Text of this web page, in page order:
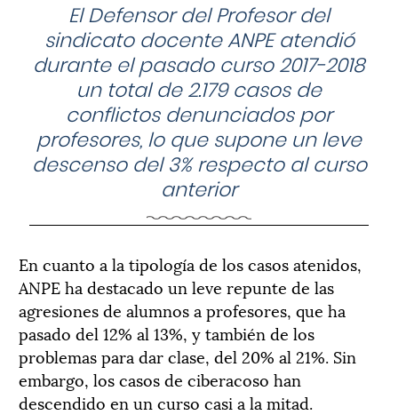
El Defensor del Profesor del
sindicato docente ANPE atendió
durante el pasado curso 2017-2018
un total de 2.179 casos de
conflictos denunciados por
profesores, lo que supone un leve
descenso del 3% respecto al curso
anterior
En cuanto a la tipología de los casos atenidos,
ANPE ha destacado un leve repunte de las
agresiones de alumnos a profesores, que ha
pasado del 12% al 13%, y también de los
problemas para dar clase, del 20% al 21%. Sin
embargo, los casos de ciberacoso han
descendido en un curso casi a la mitad.